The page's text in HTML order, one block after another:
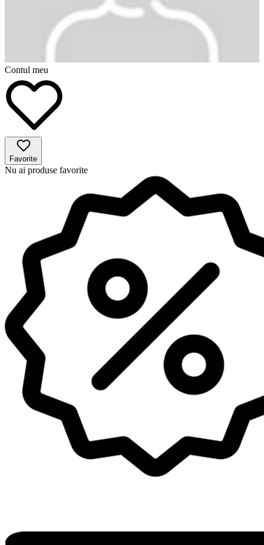
Contul meu
Favorite
Nu ai produse favorite